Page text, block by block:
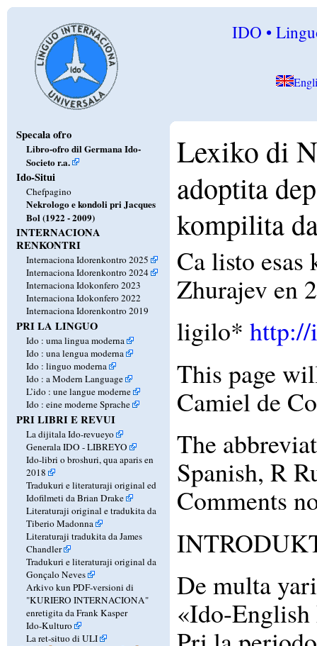
IDO •
Specala ofro
Libro-ofro dil Germana Ido-
Societo r.a.
Ido-Situi
Chefpagino
Nekrologo e kondoli pri Jacques
Bol (1922 - 2009)
INTERNACIONA
RENKONTRI
Internaciona Idorenkontro 2025
Internaciona Idorenkontro 2024
Internaciona Idokonfero 2023
Internaciona Idokonfero 2022
Internaciona Idorenkontro 2019
PRI LA LINGUO
Ido : uma lingua moderna
Ido : una lengua moderna
Ido : linguo moderna
Ido : a Modern Language
L’ido : une langue moderne
Ido : eine moderne Sprache
PRI LIBRI E REVUI
La dijitala Ido-revueyo
Generala IDO - LIBREYO
Ido-libri o broshuri, qua aparis en
2018
Tradukuri e literaturaji original ed
Idofilmeti da Brian Drake
Literaturaji original e tradukita da
Tiberio Madonna
Literaturaji tradukita da James
Chandler
Tradukuri e literaturaji original da
Gonçalo Neves
Arkivo kun PDF-versioni di
"KURIERO INTERNACIONA"
enretigita da Frank Kasper
Ido-Kulturo
La ret-situo di ULI
Lexiko di
adoptita
kompilita
Ca listo
Zhurajev en
ligilo* http://
This page
Camiel de
The
Spanish, R
Comments
De multa
«Ido-